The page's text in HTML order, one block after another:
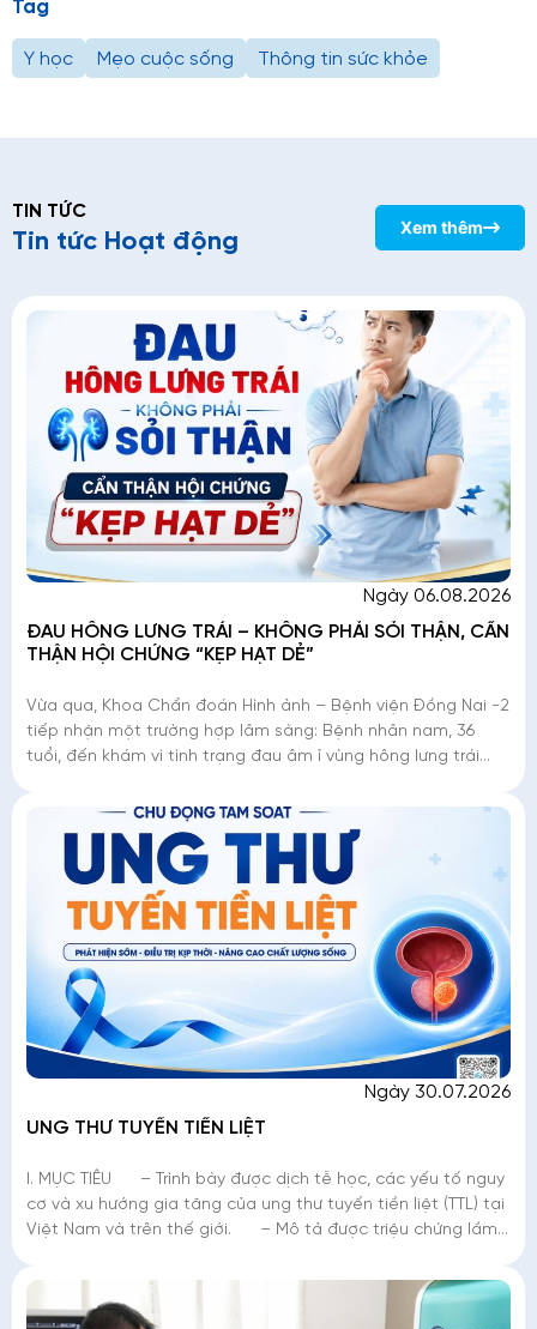
Tag
Y học Mẹo cuộc sống Thông tin sức khỏe
TIN TỨC
Tin tức Hoạt động
Xem thêm
Ngày 06.08.2026
ĐAU HÔNG LƯNG TRÁI – KHÔNG PHẢI SỎI THẬN, CẨN
THẬN HỘI CHỨNG “KẸP HẠT DẺ”
Vừa qua, Khoa Chẩn đoán Hình ảnh – Bệnh viện Đồng Nai -2
tiếp nhận một trường hợp lâm sàng: Bệnh nhân nam, 36
tuổi, đến khám vì tình trạng đau âm ỉ vùng hông lưng trái
Ngày 30.07.2026
UNG THƯ TUYẾN TIỀN LIỆT
I. MỤC TIÊU – Trình bày được dịch tễ học, các yếu tố nguy
cơ và xu hướng gia tăng của ung thư tuyến tiền liệt (TTL) tại
Việt Nam và trên thế giới. – Mô tả được triệu chứng lầm